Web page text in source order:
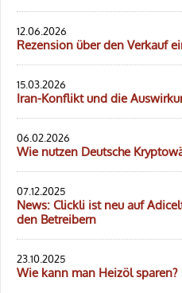
12.06.2026
Rezension über den Verkauf
15.03.2026
Iran-Konflikt und die
06.02.2026
Wie nutzen Deutsche
07.12.2025
News: Clickli ist neu auf
den Betreibern
23.10.2025
Wie kann man Heizöl sparen?